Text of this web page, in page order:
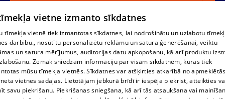
If your company is not in our database, please fill in a
Reproduction, or distribution of 1188 database, its parts or the
information contained in the database, or parts of information in
any form is strictly prohibited. Also automatic download is
prohibited. Reproduction of any material published on the
website 1188 is strictly forbidden without the editorial license of
vietne izmanto sīkdatnes
tīmekļa vietnē tiek izmantotas sīkdatnes, lai nodrošinātu un uzlabotu
darbību., nosūtītu personalizētu reklāmu un satura ģenerēšanai, veiktu
un satura mērījumus, auditorijas datu apkopošanu, kā arī produktu
Zemāk sniedzam informāciju par visām sīkdatnēm, kuras tiek
mūsu tīmekļa vietnēs. Sīkdatnes var atšķirties atkarībā no
vietnes sadaļas. Lietotājam jebkurā brīdī ir iespēja piekrist, atteikties
savu piekrišanu. Piekrišanas sniegšana, kā arī tās atsaukšana vai